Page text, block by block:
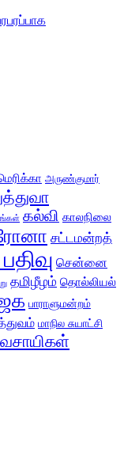
அருண்குமார்
கல்வி காலநிலை
சட்டமன்றத்
சென்னை
தமிழீழம் தொல்லியல்
பாராளுமன்றம்
மாநில சுயாட்சி